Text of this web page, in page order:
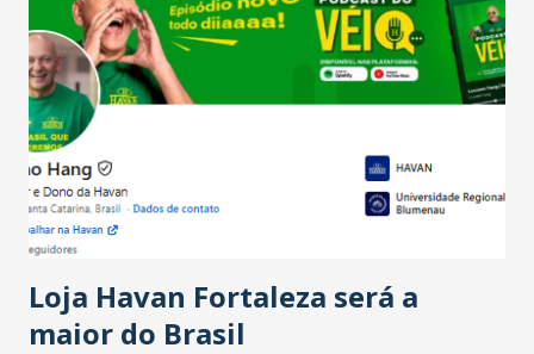
país tem a menor taxa de desemprego dos anos recentes.
Ainda segundo a Pesquisa, em novembro de 2025, 40% dos
bares e restaurantes operaram com lucro e outros 40%
registraram equilíbrio financeiro. Já o percentual de
estabelecimentos no prejuízo ficou em 19%, pouco abaixo
do observado no mês anterior. Outros 1% não existiam em
novembro. Em relação a outubro, o faturamento também
cresceu. De acordo com a pesquisa, 44% dos n...
Loja Havan Fortaleza será a
maior do Brasil